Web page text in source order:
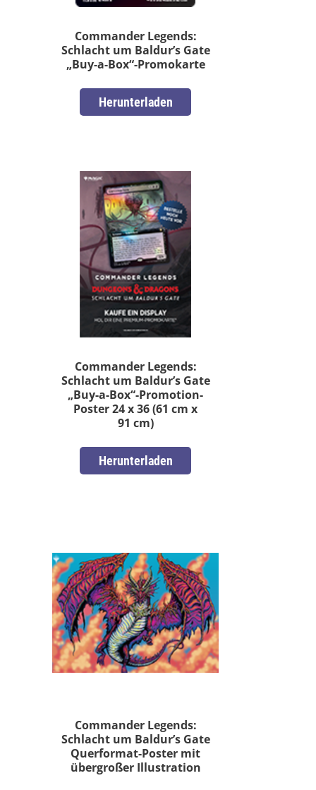
Commander Legends:
Schlacht um Baldur’s Gate
„Buy-a-Box“-Promokarte
Herunterladen
Commander Legends:
Schlacht um Baldur’s Gate
„Buy-a-Box“-Promotion-
Poster 24 x 36 (61 cm x
91 cm)
Herunterladen
Commander Legends:
Schlacht um Baldur’s Gate
Querformat-Poster mit
übergroßer Illustration